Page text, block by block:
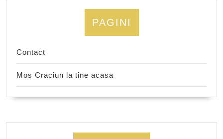
PAGINI
Contact
Mos Craciun la tine acasa